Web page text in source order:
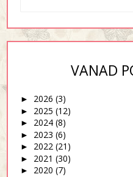
VANAD
► 2026 (3)
► 2025 (12)
► 2024 (8)
► 2023 (6)
► 2022 (21)
► 2021 (30)
► 2020 (7)